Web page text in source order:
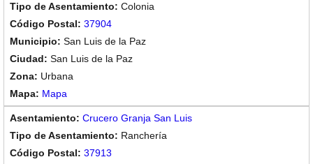
Colonia
37904
San Luis de la Paz
San Luis de la Paz
Urbana
Mapa
Crucero Granja San Luis
Ranchería
37913